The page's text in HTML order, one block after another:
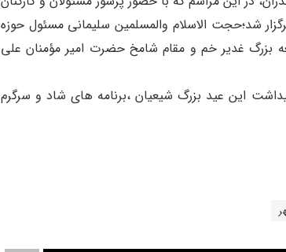
شد؛حجت الاسلام والمسلمین سلیمانی مسئول حوزه
بزرگ غدیر خم و مقام شامخ حضرت امیر مؤمنان علی
این عید بزرگ شیعیان ،برنامه های شاد و سرگرم